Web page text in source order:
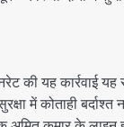
की यह कार्रवाई
में कोताही बर्दाश्त